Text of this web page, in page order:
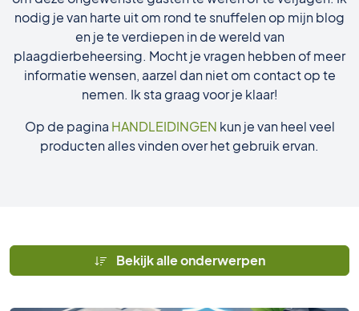
nodig je van harte uit om rond te snuffelen op mijn blog
en je te verdiepen in de wereld van
plaagdierbeheersing. Mocht je vragen hebben of meer
informatie wensen, aarzel dan niet om contact op te
nemen. Ik sta graag voor je klaar!
Op de pagina HANDLEIDINGEN kun je van heel veel
producten alles vinden over het gebruik ervan.
Bekijk alle onderwerpen